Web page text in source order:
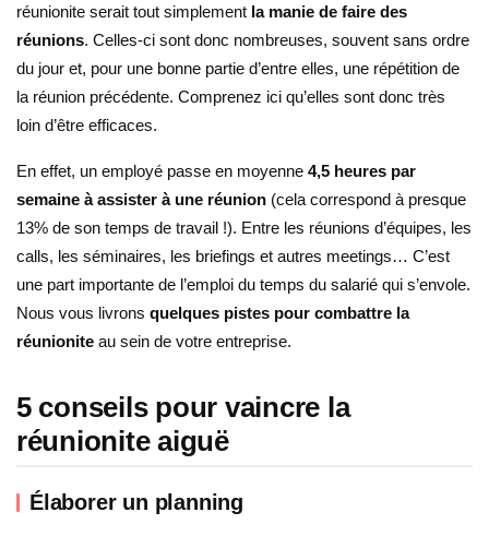
réunionite serait tout simplement la manie de faire des
réunions. Celles-ci sont donc nombreuses, souvent sans ordre
du jour et, pour une bonne partie d’entre elles, une répétition de
la réunion précédente. Comprenez ici qu’elles sont donc très
loin d’être efficaces.
En effet, un employé passe en moyenne 4,5 heures par
semaine à assister à une réunion (cela correspond à presque
13% de son temps de travail !). Entre les réunions d’équipes, les
calls, les séminaires, les briefings et autres meetings… C’est
une part importante de l’emploi du temps du salarié qui s’envole.
Nous vous livrons quelques pistes pour combattre la
réunionite au sein de votre entreprise.
5 conseils pour vaincre la
réunionite aiguë
Élaborer un planning